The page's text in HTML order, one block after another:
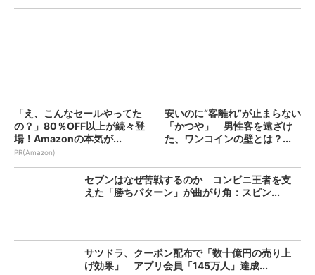
「え、こんなセールやってた
の？」80％OFF以上が続々登
場！Amazonの本気が...
PR(Amazon)
安いのに“客離れ”が止まらない
「かつや」 男性客を遠ざけ
た、ワンコインの壁とは？...
セブンはなぜ苦戦するのか コンビニ王者を支
えた「勝ちパターン」が曲がり角：スピン...
サツドラ、クーポン配布で「数十億円の売り上
げ効果」 アプリ会員「145万人」達成...